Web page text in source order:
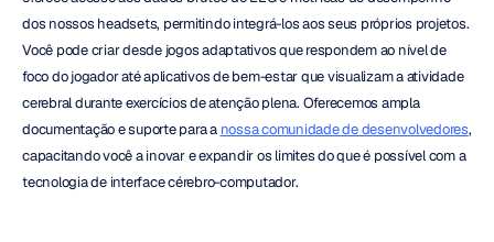
dos nossos headsets, permitindo integrá-los aos seus próprios projetos.
Você pode criar desde jogos adaptativos que respondem ao nível de
foco do jogador até aplicativos de bem-estar que visualizam a atividade
cerebral durante exercícios de atenção plena. Oferecemos ampla
documentação e suporte para a nossa comunidade de desenvolvedores,
capacitando você a inovar e expandir os limites do que é possível com a
tecnologia de interface cérebro-computador.